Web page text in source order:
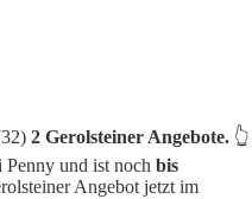
2 Gerolsteiner Angebote. 👆
Penny und ist noch bis
Angebot jetzt im